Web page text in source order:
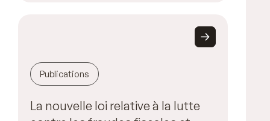
Publications
La nouvelle loi relative à la lutte